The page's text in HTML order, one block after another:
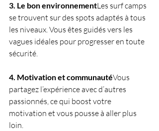
3. Le bon environnementLes surf camps
se trouvent sur des spots adaptés à tous
les niveaux. Vous êtes guidés vers les
vagues idéales pour progresser en toute
sécurité.
4. Motivation et communautéVous
partagez l’expérience avec d’autres
passionnés, ce qui boost votre
motivation et vous pousse à aller plus
loin.